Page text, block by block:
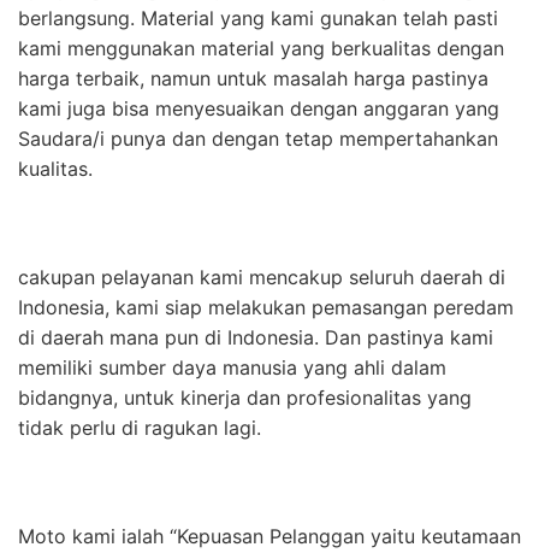
berlangsung. Material yang kami gunakan telah pasti
kami menggunakan material yang berkualitas dengan
harga terbaik, namun untuk masalah harga pastinya
kami juga bisa menyesuaikan dengan anggaran yang
Saudara/i punya dan dengan tetap mempertahankan
kualitas.
cakupan pelayanan kami mencakup seluruh daerah di
Indonesia, kami siap melakukan pemasangan peredam
di daerah mana pun di Indonesia. Dan pastinya kami
memiliki sumber daya manusia yang ahli dalam
bidangnya, untuk kinerja dan profesionalitas yang
tidak perlu di ragukan lagi.
Moto kami ialah “Kepuasan Pelanggan yaitu keutamaan